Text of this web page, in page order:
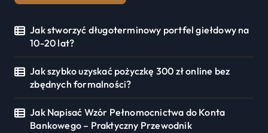
Jak stworzyć długoterminowy portfel giełdowy na
10-20 lat?
Jak szybko uzyskać pożyczkę 300 zł online bez
zbędnych formalności?
Jak Napisać Wzór Pełnomocnictwa do Konta
Bankowego – Praktyczny Przewodnik